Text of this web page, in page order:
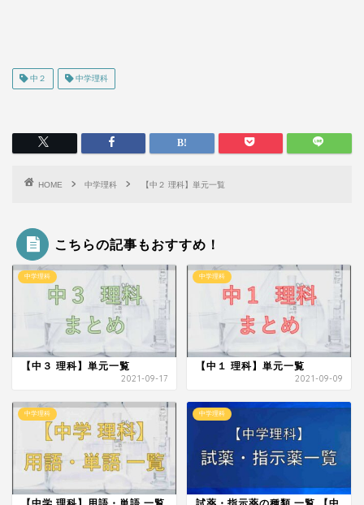
中２ 中学理科
HOME 中学理科 【中２ 理科】単元一覧
こちらの記事もおすすめ！
中学理科
【中３ 理科】単元一覧
2021-09-17
中学理科
【中１ 理科】単元一覧
2021-09-09
中学理科 中学理科